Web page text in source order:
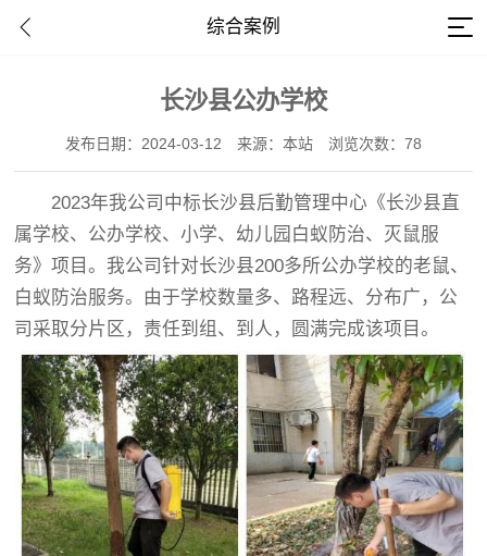
综合案例
长沙县公办学校
发布日期：2024-03-12 来源：本站 浏览次数：78
2023年我公司中标长沙县后勤管理中心《长沙县直
属学校、公办学校、小学、幼儿园白蚁防治、灭鼠服
务》项目。我公司针对长沙县200多所公办学校的老鼠、
白蚁防治服务。由于学校数量多、路程远、分布广，公
司采取分片区，责任到组、到人，圆满完成该项目。